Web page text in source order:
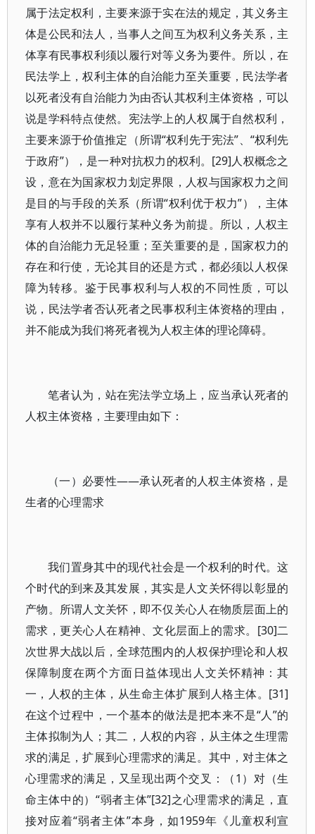
属于法定权利，主要来源于实在法的规定，其义务主
体是公民和法人，当事人之间互为权利义务关系，主
体享有民事权利须以履行对等义务为要件。所以，在
民法学上，权利主体的自治能力至关重要，民法学者
以死者没有自治能力为由否认其权利主体资格，可以
说是学科特点使然。宪法学上的人权属于自然权利，
主要来源于价值推定（所谓“权利先于宪法”、“权利先
于政府”），是一种对抗权力的权利。[29]人权概念之
设，意在为国家权力划定界限，人权与国家权力之间
是目的与手段的关系（所谓“权利优于权力”），主体
享有人权并不以履行某种义务为前提。所以，人权主
体的自治能力无足轻重；至关重要的是，国家权力的
存在和行使，无论其目的还是方式，都必须以人权保
障为转移。鉴于民事权利与人权的不同性质，可以
说，民法学者否认死者之民事权利主体资格的理由，
并不能成为我们将死者视为人权主体的理论障碍。
笔者认为，站在宪法学立场上，应当承认死者的
人权主体资格，主要理由如下：
（一）必要性——承认死者的人权主体资格，是
生者的心理需求
我们置身其中的现代社会是一个权利的时代。这
个时代的到来及其发展，其实是人文关怀得以彰显的
产物。所谓人文关怀，即不仅关心人在物质层面上的
需求，更关心人在精神、文化层面上的需求。[30]二
次世界大战以后，全球范围内的人权保护理论和人权
保障制度在两个方面日益体现出人文关怀精神：其
一，人权的主体，从生命主体扩展到人格主体。[31]
在这个过程中，一个基本的做法是把本来不是“人”的
主体拟制为人；其二，人权的内容，从主体之生理需
求的满足，扩展到心理需求的满足。其中，对主体之
心理需求的满足，又呈现出两个交叉：（1）对（生
命主体中的）“弱者主体”[32]之心理需求的满足，直
接对应着“弱者主体”本身，如1959年《儿童权利宣